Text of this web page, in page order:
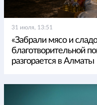
31 июля, 13:51
«Забрали мясо и
благотворительной
разгорается в Алматы